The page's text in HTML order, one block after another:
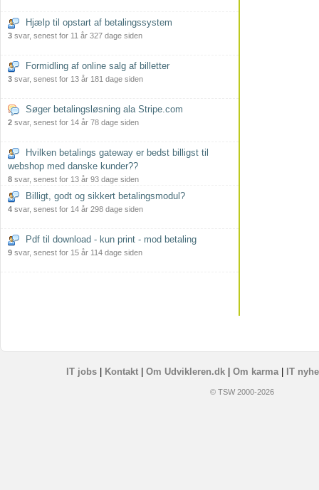
Hjælp til opstart af betalingssystem
3 svar, senest for 11 år 327 dage siden
Formidling af online salg af billetter
3 svar, senest for 13 år 181 dage siden
Søger betalingsløsning ala Stripe.com
2 svar, senest for 14 år 78 dage siden
Hvilken betalings gateway er bedst billigst til
webshop med danske kunder??
8 svar, senest for 13 år 93 dage siden
Billigt, godt og sikkert betalingsmodul?
4 svar, senest for 14 år 298 dage siden
Pdf til download - kun print - mod betaling
9 svar, senest for 15 år 114 dage siden
IT jobs| Kontakt| Om Udvikleren.dk| Om karma| IT
© TSW 2000-2026